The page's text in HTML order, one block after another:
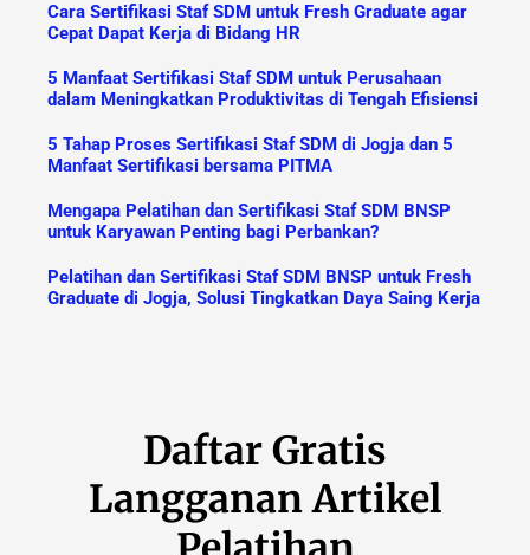
Cara Sertifikasi Staf SDM untuk Fresh Graduate agar
Cepat Dapat Kerja di Bidang HR
5 Manfaat Sertifikasi Staf SDM untuk Perusahaan
dalam Meningkatkan Produktivitas di Tengah Efisiensi
5 Tahap Proses Sertifikasi Staf SDM di Jogja dan 5
Manfaat Sertifikasi bersama PITMA
Mengapa Pelatihan dan Sertifikasi Staf SDM BNSP
untuk Karyawan Penting bagi Perbankan?
Pelatihan dan Sertifikasi Staf SDM BNSP untuk Fresh
Graduate di Jogja, Solusi Tingkatkan Daya Saing Kerja
Daftar Gratis
Langganan Artikel